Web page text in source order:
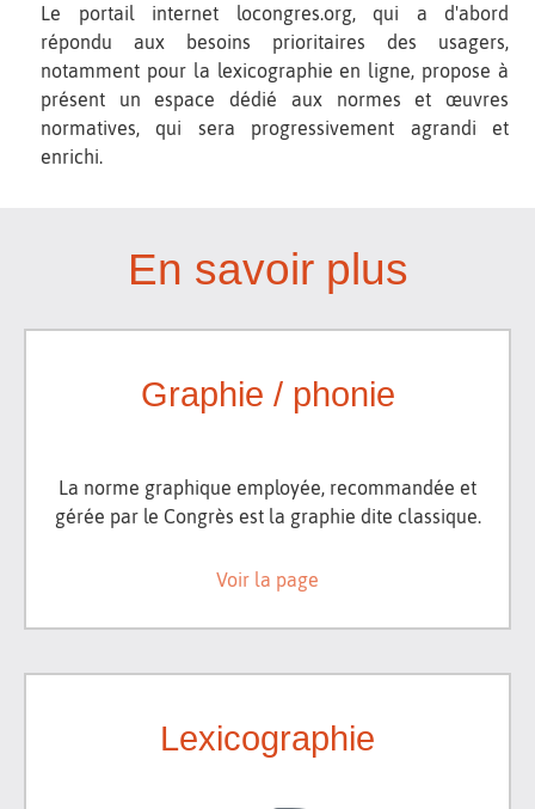
Le portail internet locongres.org, qui a d'abord
répondu aux besoins prioritaires des usagers,
notamment pour la lexicographie en ligne, propose à
présent un espace dédié aux normes et œuvres
normatives, qui sera progressivement agrandi et
enrichi.
En savoir plus
Graphie / phonie
La norme graphique employée, recommandée et
gérée par le Congrès est la graphie dite classique.
Voir la page
Lexicographie